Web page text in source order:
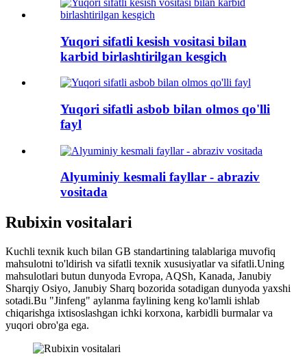
Yuqori sifatli kesish vositasi bilan
karbid birlashtirilgan kesgich
Yuqori sifatli asbob bilan olmos qo'lli
fayl
Alyuminiy kesmali fayllar - abraziv
vositada
Rubixin vositalari
Kuchli texnik kuch bilan GB standartining talablariga muvofiq
mahsulotni to'ldirish va sifatli texnik xususiyatlar va sifatli.Uning
mahsulotlari butun dunyoda Evropa, AQSh, Kanada, Janubiy
Sharqiy Osiyo, Janubiy Sharq bozorida sotadigan dunyoda yaxshi
sotadi.Bu "Jinfeng" aylanma faylining keng ko'lamli ishlab
chiqarishga ixtisoslashgan ichki korxona, karbidli burmalar va
yuqori obro'ga ega.